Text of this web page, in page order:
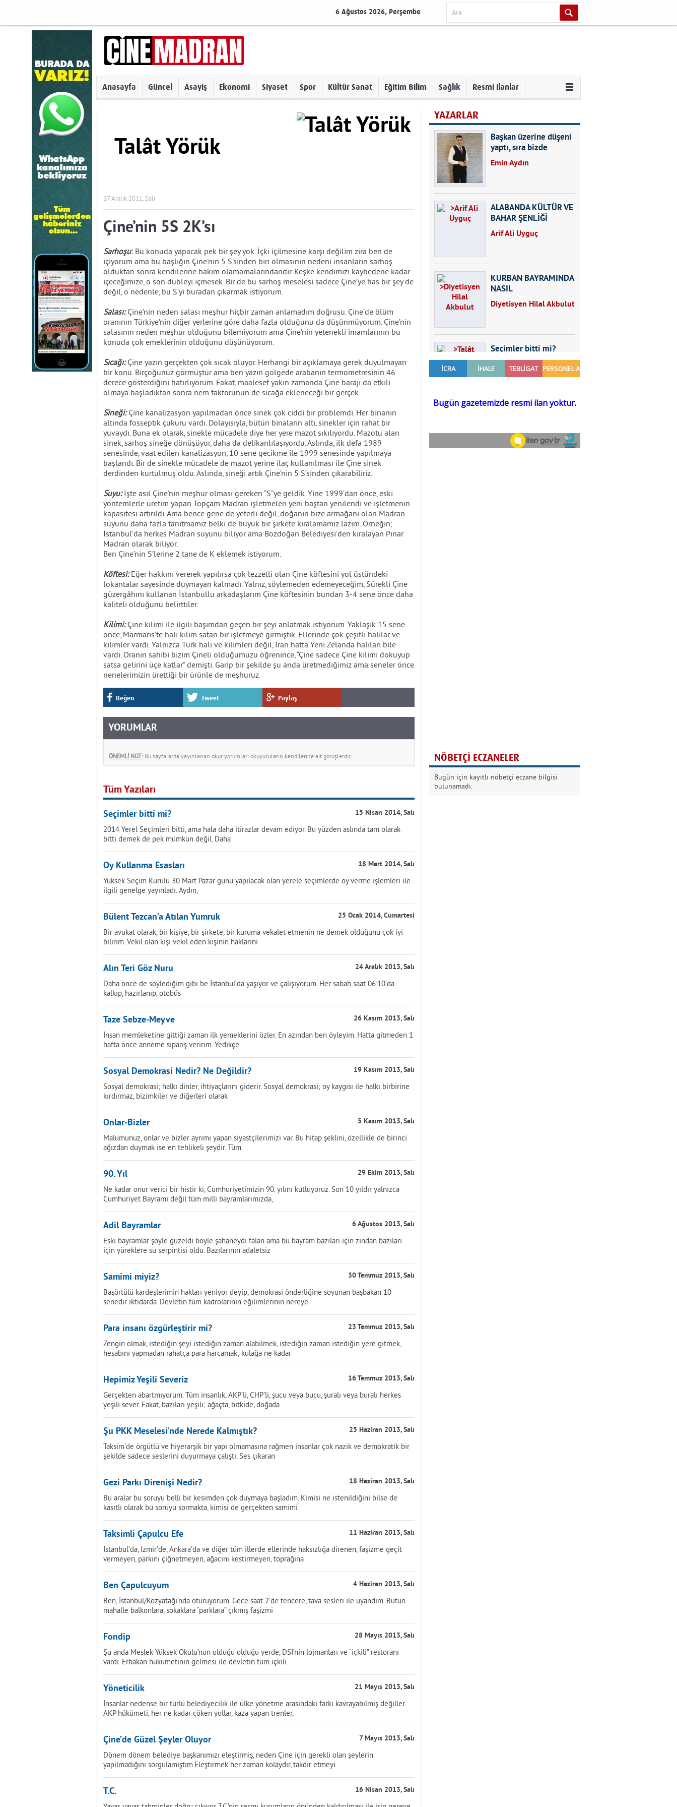
6 Ağustos 2026, Perşembe
Anasayfa Güncel Asayiş Ekonomi Siyaset Spor Kültür Sanat Eğitim Bilim Sağlık Resmi ilanlar
Talât Yörük
27 Aralık 2011, Salı
Çine’nin 5S 2K’sı
Sarhoşu: Bu konuda yapacak pek bir şey yok. İçki içilmesine karşı değilim zira ben de
içiyorum ama bu başlığın Çine’nin 5 S’sinden biri olmasının nedeni insanların sarhoş
olduktan sonra kendilerine hakim olamamalarındandır. Keşke kendimizi kaybedene kadar
içeceğimize, o son dubleyi içmesek. Bir de bu sarhoş meselesi sadece Çine’ye has bir şey de
değil, o nedenle, bu S’yi buradan çıkarmak istiyorum.
Salası:Çine’nin neden salası meşhur hiçbir zaman anlamadım doğrusu. Çine’de ölüm
oranının Türkiye’nin diğer yerlerine göre daha fazla olduğunu da düşünmüyorum. Çine’nin
salasının neden meşhur olduğunu bilemiyorum ama Çine’nin yetenekli imamlarının bu
konuda çok emeklerinin olduğunu düşünüyorum.
Sıcağı:Çine yazın gerçekten çok sıcak oluyor. Herhangi bir açıklamaya gerek duyulmayan
bir konu. Birçoğunuz görmüştür ama ben yazın gölgede arabanın termometresinin 46
derece gösterdiğini hatırlıyorum. Fakat, maalesef yakın zamanda Çine barajı da etkili
olmaya başladıktan sonra nem faktörünün de sıcağa ekleneceği bir gerçek.
Sineği:Çine kanalizasyon yapılmadan önce sinek çok ciddi bir problemdi. Her binanın
altında fosseptik çukuru vardı. Dolayısıyla, bütün binaların altı, sinekler için rahat bir
yuvaydı. Buna ek olarak, sinekle mücadele diye her yere mazot sıkılıyordu. Mazotu alan
sinek, sarhoş sineğe dönüşüyor, daha da delikanlılaşıyordu. Aslında, ilk defa 1989
senesinde, vaat edilen kanalizasyon, 10 sene gecikme ile 1999 senesinde yapılmaya
başlandı. Bir de sinekle mücadele de mazot yerine ilaç kullanılması ile Çine sinek
derdinden kurtulmuş oldu. Aslında, sineği artık Çine’nin 5 S’sinden çıkarabiliriz.
Suyu:İşte asıl Çine’nin meşhur olması gereken “S”ye geldik. Yine 1999’dan önce, eski
yöntemlerle üretim yapan Topçam Madran işletmeleri yeni baştan yenilendi ve işletmenin
kapasitesi artırıldı. Ama bence gene de yeterli değil, doğanın bize armağanı olan Madran
suyunu daha fazla tanıtmamız belki de büyük bir şirkete kiralamamız lazım. Örneğin;
İstanbul’da herkes Madran suyunu biliyor ama Bozdoğan Belediyesi’den kiralayan Pınar
Madran olarak biliyor.
Ben Çine’nin S’lerine 2 tane de K eklemek istiyorum.
Köftesi:Eğer hakkını vererek yapılırsa çok lezzetli olan Çine köftesini yol üstündeki
lokantalar sayesinde duymayan kalmadı. Yalnız, söylemeden edemeyeceğim, Sürekli Çine
güzergâhını kullanan İstanbullu arkadaşlarım Çine köftesinin bundan 3-4 sene önce daha
kaliteli olduğunu belirttiler.
Kilimi:Çine kilimi ile ilgili başımdan geçen bir şeyi anlatmak istiyorum. Yaklaşık 15 sene
önce, Marmaris’te halı kilim satan bir işletmeye girmiştik. Ellerinde çok çeşitli halılar ve
kilimler vardı. Yalnızca Türk halı ve kilimleri değil, İran hatta Yeni Zelanda halıları bile
vardı. Oranın sahibi bizim Çineli olduğumuzu öğrenince, “Çine sadece Çine kilimi dokuyup
satsa gelirini üçe katlar” demişti. Garip bir şekilde şu anda üretmediğimiz ama seneler önce
nenelerimizin ürettiği bir ürünle de meşhuruz.
Beğen Tweet Paylaş
YORUMLAR
ÖNEMLİ NOT: Bu sayfalarda yayınlanan okur yorumları okuyucuların kendilerine ait görüşlerdir.
Tüm Yazıları
Seçimler bitti mi? 15 Nisan 2014, Salı
2014 Yerel Seçimleri bitti, ama hala daha itirazlar devam ediyor. Bu yüzden aslında tam olarak
bitti demek de pek mümkün değil. Daha
Oy Kullanma Esasları 18 Mart 2014, Salı
Yüksek Seçim Kurulu 30 Mart Pazar günü yapılacak olan yerele seçimlerde oy verme işlemleri ile
ilgili genelge yayınladı. Aydın,
Bülent Tezcan’a Atılan Yumruk 25 Ocak 2014, Cumartesi
Bir avukat olarak, bir kişiye, bir şirkete, bir kuruma vekalet etmenin ne demek olduğunu çok iyi
bilirim. Vekil olan kişi vekil eden kişinin haklarını
Alın Teri Göz Nuru 24 Aralık 2013, Salı
Daha önce de söylediğim gibi be İstanbul’da yaşıyor ve çalışıyorum. Her sabah saat 06:10’da
kalkıp, hazırlanıp, otobüs
Taze Sebze-Meyve 26 Kasım 2013, Salı
İnsan memleketine gittiği zaman ilk yemeklerini özler. En azından ben öyleyim. Hatta gitmeden 1
hafta önce anneme sipariş veririm. Yedikçe
Sosyal Demokrasi Nedir? Ne Değildir? 19 Kasım 2013, Salı
Sosyal demokrasi; halkı dinler, ihtiyaçlarını giderir. Sosyal demokrasi; oy kaygısı ile halkı birbirine
kırdırmaz, bizimkiler ve diğerleri olarak
Onlar-Bizler 5 Kasım 2013, Salı
Malumunuz, onlar ve bizler ayrımı yapan siyastçilerimizi var. Bu hitap şeklini, özellikle de birinci
ağızdan duymak ise en tehlikeli şeydir. Tüm
90. Yıl 29 Ekim 2013, Salı
Ne kadar onur verici bir histir ki, Cumhuriyetimizin 90. yılını kutluyoruz. Son 10 yıldır yalnızca
Cumhuriyet Bayramı değil tüm milli bayramlarımızda,
Adil Bayramlar 6 Ağustos 2013, Salı
Eski bayramlar şöyle güzeldi böyle şahaneydi falan ama bu bayram bazıları için zindan bazıları
için yüreklere su serpintisi oldu. Bazılarının adaletsiz
Samimi miyiz? 30 Temmuz 2013, Salı
Başörtülü kardeşlerimin hakları yeniyor deyip, demokrasi önderliğine soyunan başbakan 10
senedir iktidarda. Devletin tüm kadrolarının eğilimlerinin nereye
Para insanı özgürleştirir mi? 23 Temmuz 2013, Salı
Zengin olmak, istediğin şeyi istediğin zaman alabilmek, istediğin zaman istediğin yere gitmek,
hesabını yapmadan rahatça para harcamak; kulağa ne kadar
Hepimiz Yeşili Severiz 16 Temmuz 2013, Salı
Gerçekten abartmıyorum. Tüm insanlık, AKP’li, CHP’li, şucu veya bucu, şuralı veya buralı herkes
yeşili sever. Fakat, bazıları yeşili; ağaçta, bitkide, doğada
Şu PKK Meselesi’nde Nerede Kalmıştık? 25 Haziran 2013, Salı
Taksim’de örgütlü ve hiyerarşik bir yapı olmamasına rağmen insanlar çok nazik ve demokratik bir
şekilde sadece seslerini duyurmaya çalıştı. Ses çıkaran
Gezi Parkı Direnişi Nedir? 18 Haziran 2013, Salı
Bu aralar bu soruyu belli bir kesimden çok duymaya başladım. Kimisi ne istenildiğini bilse de
kasıtlı olarak bu soruyu sormakta, kimisi de gerçekten samimi
Taksimli Çapulcu Efe 11 Haziran 2013, Salı
İstanbul’da, İzmir’de, Ankara’da ve diğer tüm illerde ellerinde haksızlığa direnen, faşizme geçit
vermeyen, parkını çiğnetmeyen, ağacını kestirmeyen, toprağına
Ben Çapulcuyum 4 Haziran 2013, Salı
Ben, İstanbul/Kozyatağı’nda oturuyorum. Gece saat 2’de tencere, tava sesleri ile uyandım. Bütün
mahalle balkonlara, sokaklara “parklara” çıkmış faşizmi
Fondip 28 Mayıs 2013, Salı
Şu anda Meslek Yüksek Okulu’nun olduğu olduğu yerde, DSİ’nin lojmanları ve “içkili” restoranı
vardı. Erbakan hükümetinin gelmesi ile devletin tüm içkili
Yöneticilik 21 Mayıs 2013, Salı
İnsanlar nedense bir türlü belediyecilik ile ülke yönetme arasındaki farkı kavrayabilmiş değiller.
AKP hükümeti, her ne kadar çöken yollar, kaza yapan trenler,
Çine’de Güzel Şeyler Oluyor 7 Mayıs 2013, Salı
Dönem dönem belediye başkanımızı eleştirmiş, neden Çine için gerekli olan şeylerin
yapılmadığını sorgulamıştım.Eleştirmek her zaman kolaydır, takdir etmeyi
T.C. 16 Nisan 2013, Salı
YAZARLAR
Başkan üzerine düşeni
yaptı, sıra bizde
Emin Aydın
ALABANDA KÜLTÜR VE
BAHAR ŞENLİĞİ
Arif Ali Uyguç
KURBAN BAYRAMINDA
NASIL
BESLENMELİYİZ?
Diyetisyen Hilal Akbulut
Seçimler bitti mi?
Talât Yörük
Sezgin MADRAN
Kurban Bayramında
Dikkat!
NÖBETÇİ ECZANELER
Bugün için kayıtlı nöbetçi eczane bilgisi
bulunamadı.